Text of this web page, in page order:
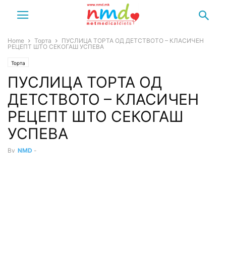
Home Торта
ПУСЛИЦА ТОРТА ОД ДЕТСТВОТО – КЛАСИЧЕН
РЕЦЕПТ ШТО СЕКОГАШ УСПЕВА
Торта
ПУСЛИЦА ТОРТА ОД
ДЕТСТВОТО – КЛАСИЧЕН
РЕЦЕПТ ШТО СЕКОГАШ
УСПЕВА
By NMD -